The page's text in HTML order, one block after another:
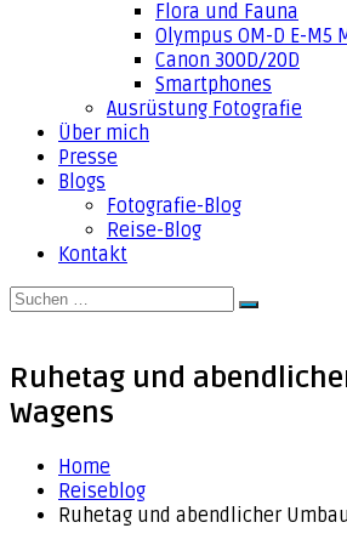
Flora und Fauna
Olympus OM-D E-M5
Canon 300D/20D
Smartphones
Ausrüstung Fotografie
Über mich
Presse
Blogs
Fotografie-Blog
Reise-Blog
Kontakt
Suche
Suchen
Ruhetag und
Wagens
Home
Reiseblog
Ruhetag und abendlicher